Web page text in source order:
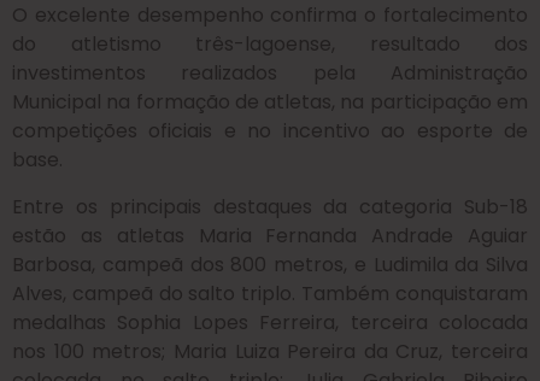
O excelente desempenho confirma o fortalecimento
do atletismo três-lagoense, resultado dos
investimentos realizados pela Administração
Municipal na formação de atletas, na participação em
competições oficiais e no incentivo ao esporte de
base.
Entre os principais destaques da categoria Sub-18
estão as atletas Maria Fernanda Andrade Aguiar
Barbosa, campeã dos 800 metros, e Ludimila da Silva
Alves, campeã do salto triplo. Também conquistaram
medalhas Sophia Lopes Ferreira, terceira colocada
nos 100 metros; Maria Luiza Pereira da Cruz, terceira